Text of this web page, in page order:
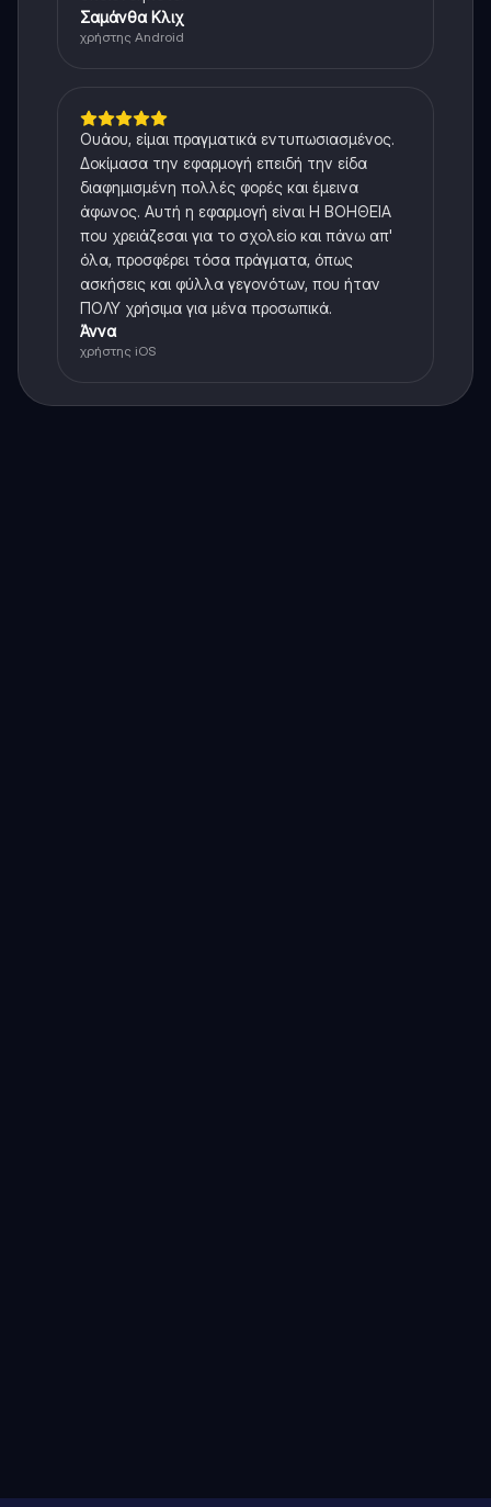
Σαμάνθα Κλιχ
χρήστης Android
Ουάου, είμαι πραγματικά εντυπωσιασμένος.
Δοκίμασα την εφαρμογή επειδή την είδα
διαφημισμένη πολλές φορές και έμεινα
άφωνος. Αυτή η εφαρμογή είναι Η ΒΟΗΘΕΙΑ
που χρειάζεσαι για το σχολείο και πάνω απ'
όλα, προσφέρει τόσα πράγματα, όπως
ασκήσεις και φύλλα γεγονότων, που ήταν
ΠΟΛΥ χρήσιμα για μένα προσωπικά.
Άννα
χρήστης iOS